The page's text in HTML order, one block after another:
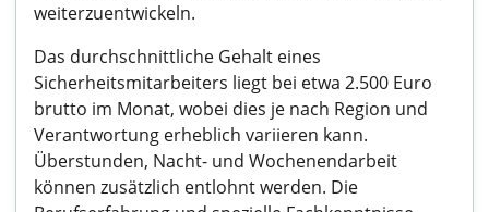
weiterzuentwickeln.
Das durchschnittliche Gehalt eines
Sicherheitsmitarbeiters liegt bei etwa 2.500 Euro
brutto im Monat, wobei dies je nach Region und
Verantwortung erheblich variieren kann.
Überstunden, Nacht- und Wochenendarbeit
können zusätzlich entlohnt werden. Die